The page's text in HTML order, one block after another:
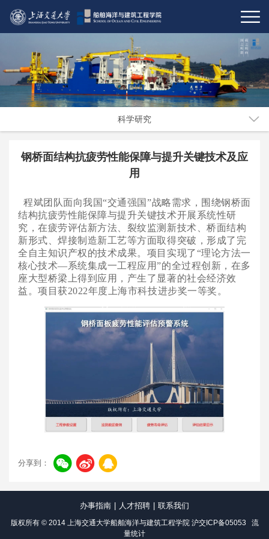
科学研究
钢桥面结构抗疲劳性能保障与提升关键技术及应
用
程斌团队面向我国“交通强国”战略需求，围绕钢桥面
结构抗疲劳性能保障与提升关键技术开展系统性研
究，在疲劳评估新方法、裂纹监测新技术、桥面结构
新形式、焊接制造新工艺等方面取得突破，形成了完
全自主知识产权的技术成果。项目实现了“理论方法一
核心技术—系统集成一工程应用”的全过程创新，在多
座大型桥梁上得到应用，产生了显著的社会经济效
益。项目获2022年度上海市科技进步奖一等奖。
分享到：
办事指南 | 人才招聘 | 联系我们
版权所有 © 2014 上海交通大学船舶海洋与建筑工程学院 沪交ICP备05053
流
量统计